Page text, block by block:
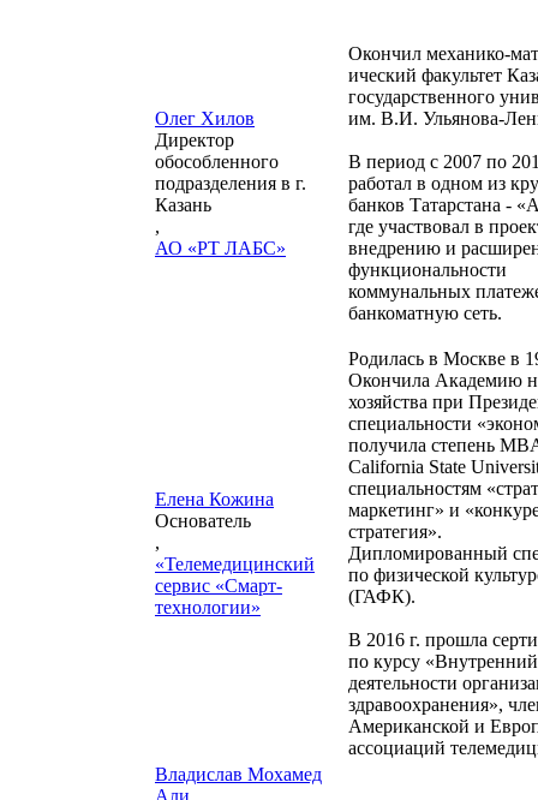
Олег Хилов
Директор
обособленного
подразделения в г.
Казань
,
АО «РТ ЛАБС»
Окончил механико-
ический факультет
государственного
им. В.И. Ульянова-
В период с 2007 по
работал в одном из
банков Татарстана -
где участвовал в
внедрению и
функциональности
коммунальных
банкоматную сеть.
Елена Кожина
Основатель
,
«Телемедицинский
сервис «Смарт-
технологии»
Родилась в Москве в
Окончила Академию
хозяйства при
специальности
получила степень
California State
специальностям
маркетинг» и
стратегия».
Дипломированный
по физической
(ГАФК).
В 2016 г. прошла
по курсу
деятельности
здравоохранения»,
Американской и
ассоциаций
Владислав Мохамед
Али